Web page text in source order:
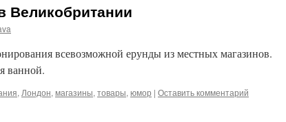
Великобритании
всевозможной ерунды из местных магазинов.
ванной.
, Лондон, магазины, товары, юмор | Оставить комментарий